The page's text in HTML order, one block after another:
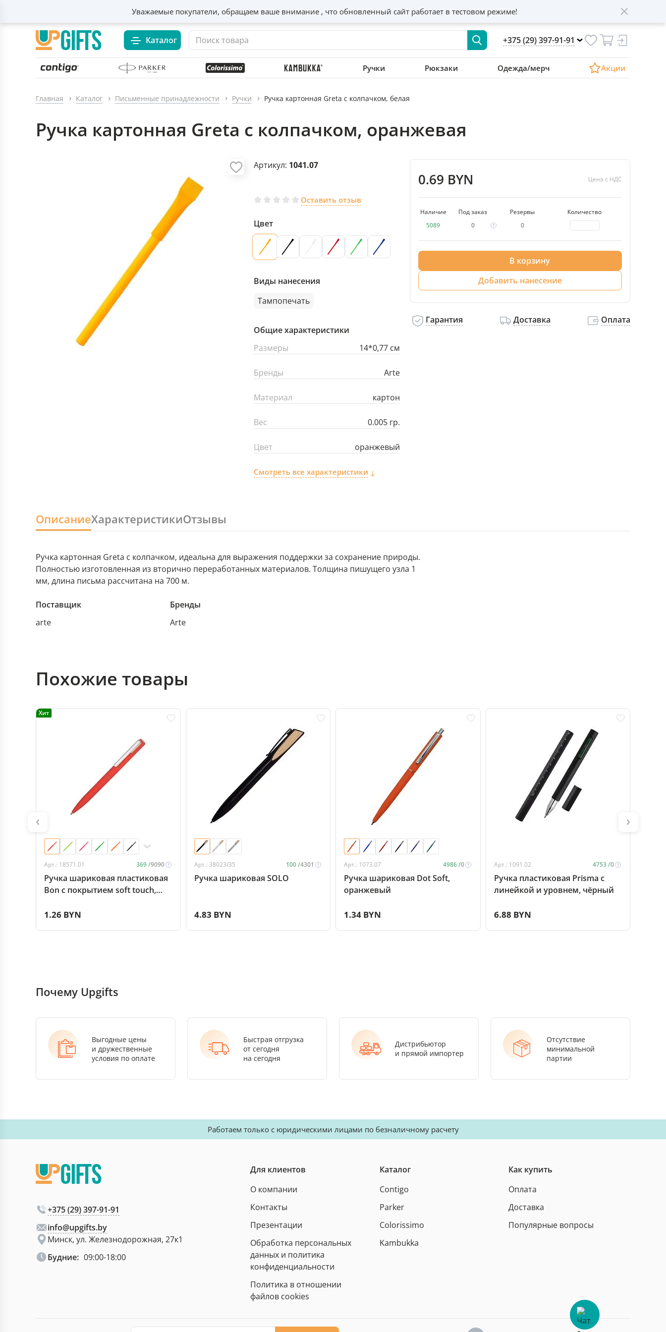
Уважаемые покупатели, обращаем ваше внимание , что обновленный сайт работает в тестовом режиме!
Каталог +375 (29) 397-91-91
Ручки Рюкзаки Одежда/мерч Акции
Главная Каталог Письменные принадлежности Ручки Ручка картонная Greta с колпачком, белая
Ручка картонная Greta с колпачком, оранжевая
Артикул: 1041.07
Оставить отзыв
Цвет
Виды нанесения
Тампопечать
Общие характеристики
Размеры
14*0,77 см
Бренды Arte
Материал картон
Вес 0.005 гр.
Цвет оранжевый
Смотреть все характеристики
0.69 BYN Цена с НДС
Наличие Под заказ Резервы
Количество
5089
0 0
В корзину
Добавить нанесение
Гарантия Доставка Оплата
ОписаниеХарактеристикиОтзывы
Ручка картонная Greta с колпачком, идеальна для выражения поддержки за сохранение природы.
Полностью изготовленная из вторично переработанных материалов. Толщина пишущего узла 1
мм, длина письма рассчитана на 700 м.
Поставщик
arte
Бренды
Arte
Похожие товары
Хит
Арт.: 18571.01 369 /9090
Ручка шариковая пластиковая
Bon с покрытием soft touch,
1.26 BYN
Арт.: 38023/35 100 /4301
Ручка шариковая SOLO
4.83 BYN
Арт.: 1073.07 4986 /0
Ручка шариковая Dot Soft,
оранжевый
1.34 BYN
Арт.: 1091.02 4753 /0
Ручка пластиковая Prisma с
линейкой и уровнем, чёрный
6.88 BYN
Почему Upgifts
Выгодные цены
и дружественные
условия по оплате
Быстрая отгрузка
от сегодня
на сегодня
Дистрибьютор
и прямой импортер
Отсутствие
минимальной
партии
Работаем только с юридическими лицами по безналичному расчету
+375 (29) 397-91-91
info@upgifts.by
Минск, ул. Железнодорожная, 27к1
Будние: 09:00-18:00
Для клиентов
О компании
Контакты
Презентации
Обработка персональных
данных и политика
конфиденциальности
Политика в отношении
файлов cookies
Каталог
Contigo
Parker
Colorissimo
Kambukka
Как купить
Оплата
Доставка
Популярные вопросы